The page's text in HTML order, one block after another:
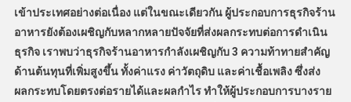
เข้าประเทศอย่างต่อเนื่อง แต่ในขณะเดียวกัน ผู้ประกอบการธุรกิจร้าน
อาหารยังต้องเผชิญกับหลากหลายปัจจัยที่ส่งผลกระทบต่อการดำเนิน
ธุรกิจ เราพบว่าธุรกิจร้านอาหารกำลังเผชิญกับ 3 ความท้าทายสำคัญ
ด้านต้นทุนที่เพิ่มสูงขึ้น ทั้งค่าแรง ค่าวัตถุดิบ และค่าเชื้อเพลิง ซึ่งส่ง
ผลกระทบโดยตรงต่อรายได้และผลกำไร ทำให้ผู้ประกอบการบางราย